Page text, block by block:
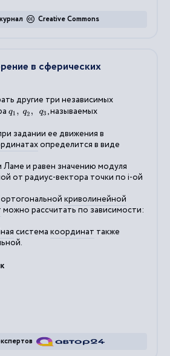
Creative Commons
в сферических
другие три независимых
q1, q2 3 , называемых
задании ее движения в
определится в виде
и равен значению модуля
от радиус-вектора точки по i-ой
криволинейной
можно рассчитать по зависимости:
система координат также